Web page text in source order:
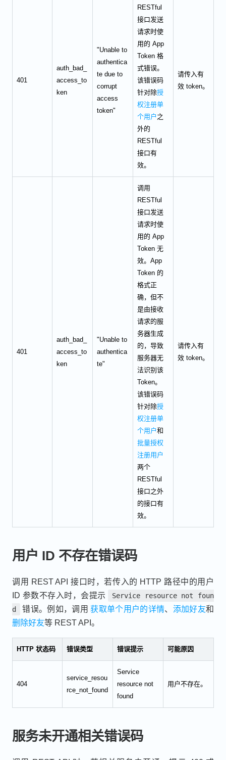
401
auth_bad_
access_to
ken
"Unable to
authentica
te due to
corrupt
access
token"
RESTful
接口发送
请求时使
用的 App
Token 格
式错误。
该错误码
针对除授
权注册单
个用户 之
外的
RESTful
接口有
效。
请传入有
效 token。
401
auth_bad_
access_to
ken
"Unable to
authentica
te"
调用
RESTful
接口发送
请求时使
用的 App
Token 无
效。App
Token 的
格式正
确，但不
是由接收
请求的服
务器生成
的，导致
服务器无
法识别该
Token。
该错误码
针对除授
权注册单
个用户和
批量授权
注册用户
两个
RESTful
接口之外
的接口有
效。
请传入有
效 token。
用户 ID 不存在错误码
调用 REST API 接口时，若传入的 HTTP 路径中的用户
ID 参数不存入时，会提示
Service resource not foun
d
错误。例如，调用获取单个用户的详情、 添加好友和
删除好友等 REST API。
HTTP 状态码 错误类型 错误提示 可能原因
404
service_resou
rce_not_found
Service
resource not
found
用户不存在。
服务未开通相关错误码